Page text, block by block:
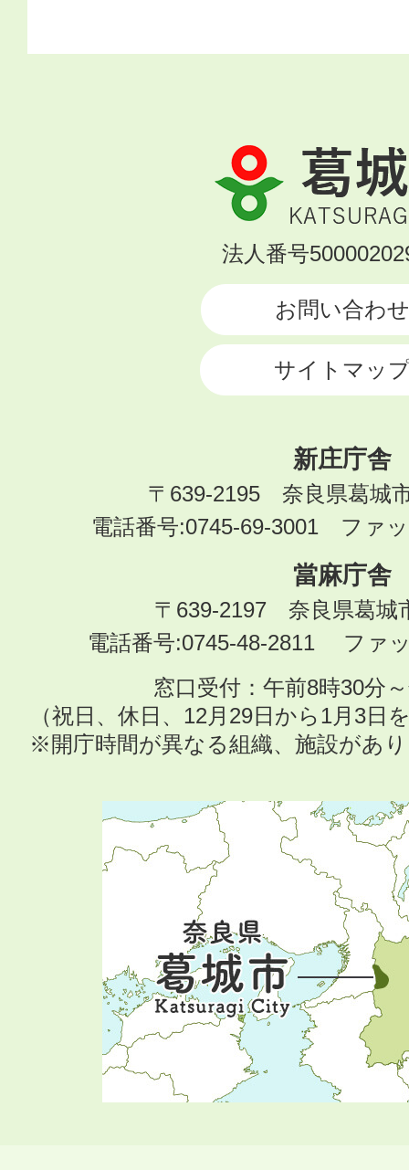
葛
城
市
KATSURAGI
法人番号
お問い合わせ
サイトマッ
新庄庁舎
〒639-2195 奈良県葛城
電話番号:0745-69-3001 ファ
當麻庁舎
〒639-2197 奈良県葛城
電話番号:0745-48-2811 ファ
窓口受付：午前8時30分
（祝日、休日、12月29日から1月3日
※開庁時間が異なる組織、施設があ